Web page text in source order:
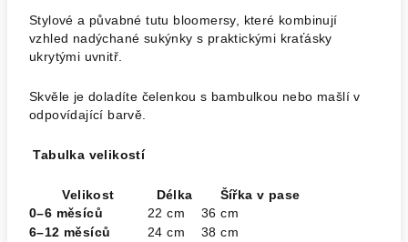
Stylové a půvabné tutu bloomersy, které kombinují
vzhled nadýchané sukýnky s praktickými kraťásky
ukrytými uvnitř.
Skvěle je doladíte čelenkou s bambulkou nebo mašlí v
odpovídající barvě.
Tabulka velikostí
Velikost Délka
Šířka v pase
0–6 měsíců
22 cm
36 cm
6–12 měsíců
24 cm
38 cm